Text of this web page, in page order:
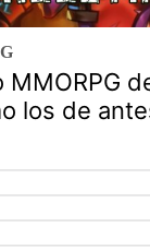
los de